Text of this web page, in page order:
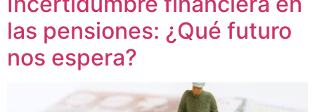
las pensiones: ¿Qué futuro
nos espera?